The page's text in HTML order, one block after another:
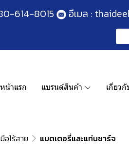
614-8015 อีเมล :
หน้าแรก แบรนด์สินค้า เกี่ยวกั
อไร้สาย แบตเตอรี่และแท่นชาร์จ